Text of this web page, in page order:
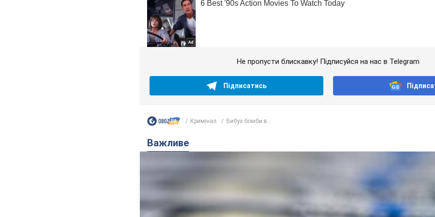
Не пропусти блискавку! Підписуйся на нас в Telegram
Підписатись
Кримінал Вибух бомби в...
Важливе